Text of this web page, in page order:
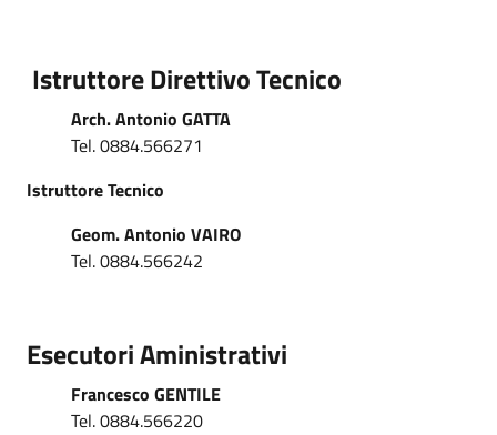
Istruttore Direttivo Tecnico
Arch. Antonio GATTA
Tel. 0884.566271
Istruttore Tecnico
Geom. Antonio VAIRO
Tel. 0884.566242
Esecutori Aministrativi
Francesco GENTILE
Tel. 0884.566220